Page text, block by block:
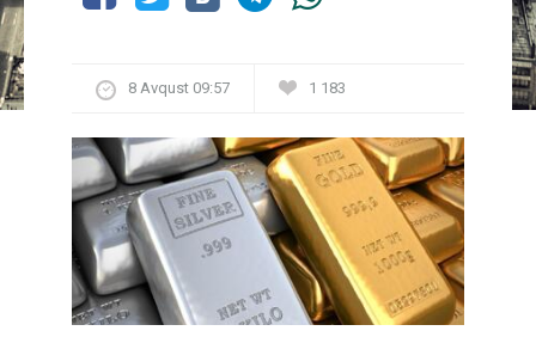
8 Avqust 09:57 1 183